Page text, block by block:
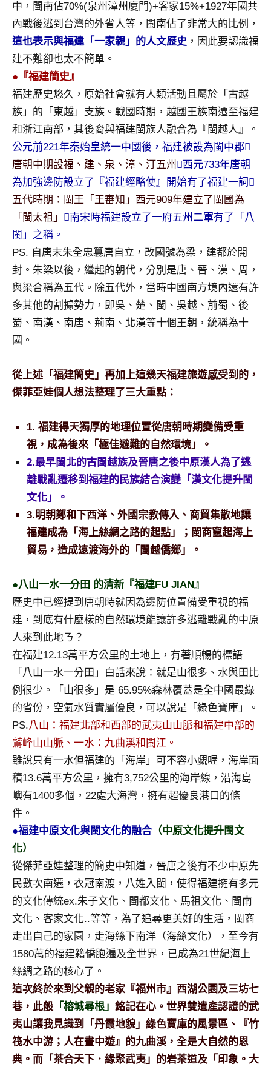
欄、
觀
光
局
合
作
達
人
對
★
中，閩南佔70%(泉州漳州廈門)+客家15%+1927年國共
內戰後逃到台灣的外省人等，閩南佔了非常大的比例，
這也表示與福建「一家親」的人文歷史 ，因此要認識福
建不難卻也太不簡單。
●『福建簡史』
福建歷史悠久，原始社會就有人類活動且屬於「古越
族」的「東越」支族。戰國時期，越國王族南遷至福建
和浙江南部，其後裔與福建閩族人融合為『閩越人』。
公元前221年秦始皇統一中國後，福建被設為閩中郡
唐朝中期設福、建、泉、漳、汀五州 西元733年唐朝
為加強邊防設立了『福建經略使』開始有了福建一詞
五代時期：閩王「王審知」西元909年建立了閩國為
「閩太祖」
南宋時福建設立了一府五州二軍有了「八
閩」之稱。
PS. 自唐末朱全忠篡唐自立，改國號為梁，建都於開
封。朱梁以後，繼起的朝代，分別是唐、晉、漢、周，
與梁合稱為五代。除五代外，當時中國南方境內還有許
多其他的割據勢力，即吳、楚、閩、吳越、前蜀、後
蜀、南漢、南唐、荊南、北漢等十個王朝，統稱為十
國。
從上述「福建簡史」再加上這幾天福建旅遊感受到的，
傑菲亞娃個人想法整理了三大重點：
1. 福建得天獨厚的地理位置從唐朝時期變備受重
視，成為後來「極佳避難的自然環境」。
2.最早閩北的古閩越族及晉唐之後中原漢人為了逃
離戰亂遷移到福建的民族結合演變「漢文化提升閩
文化」。
3.明朝鄭和下西洋、外國宗教傳入、商貿集散地讓
福建成為「海上絲綢之路的起點」；閩商竄起海上
貿易，造成遠渡海外的「閩越僑鄉」。
●八山一水一分田 的清新『福建FU JIAN』
歷史中已經提到唐朝時就因為邊防位置備受重視的福
建，到底有什麼樣的自然環境能讓許多逃離戰亂的中原
人來到此地ㄋ？
在福建12.13萬平方公里的土地上，有著順暢的標語
「八山一水一分田」白話來說：就是山很多、水與田比
例很少。「山很多」是 65.95%森林覆蓋是全中國最綠
的省份，空氣水質實屬優良，可以說是「綠色寶庫」。
PS.八山：福建北部和西部的武夷山山脈和福建中部的
鷲峰山山脈、一水：九曲溪和閩江。
雖說只有一水但福建的「海岸」可不容小覷喔，海岸面
積13.6萬平方公里，擁有3,752公里的海岸線，沿海島
嶼有1400多個，22處大海灣，擁有超優良港口的條
件。
●福建中原文化與閩文化的融合 （中原文化提升閩文
化）
從傑菲亞娃整理的簡史中知道，晉唐之後有不少中原先
民數次南遷，衣冠南渡，八姓入閩，使得福建擁有多元
的文化傳統ex.朱子文化、閩都文化、馬祖文化、閩南
文化、客家文化..等等，為了追尋更美好的生活，閩商
走出自己的家園，走海絲下南洋（海絲文化），至今有
1580萬的福建籍僑胞遍及全世界，已成為21世紀海上
絲綢之路的核心了。
這次終於來到父親的老家『福州市』西湖公園及三坊七
巷，此般 「榕城尋根」 銘記在心。世界雙遺產認證的武
夷山讓我見識到「丹霞地貌」綠色寶庫的風景區、『竹
筏水中游；人在畫中遊』的九曲溪，全是大自然的恩
典。而「茶合天下．緣聚武夷」的岩茶道及「印象。大